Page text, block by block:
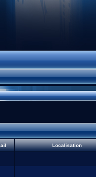
Localisation